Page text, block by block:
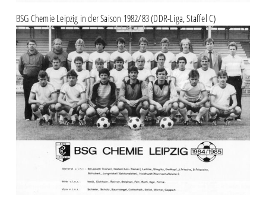
BSG Chemie Leipzig in der Saison 1982/83 (DDR-Liga, Staffel C)